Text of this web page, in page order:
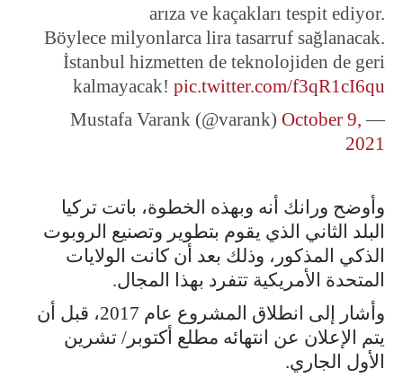
arıza ve kaçakları tespit ediyor.
Böylece milyonlarca lira tasarruf sağlanacak.
İstanbul hizmetten de teknolojiden de geri
kalmayacak! pic.twitter.com/f3qR1cI6qu
— Mustafa Varank (@varank)
October 9,
2021
وأوضح ورانك أنه وبهذه الخطوة، باتت تركيا
البلد الثاني الذي يقوم بتطوير وتصنيع الروبوت
الذكي المذكور، وذلك بعد أن كانت الولايات
المتحدة الأمريكية تتفرد بهذا المجال.
وأشار إلى انطلاق المشروع عام 2017، قبل أن
يتم الإعلان عن انتهائه مطلع أكتوبر/ تشرين
الأول الجاري.